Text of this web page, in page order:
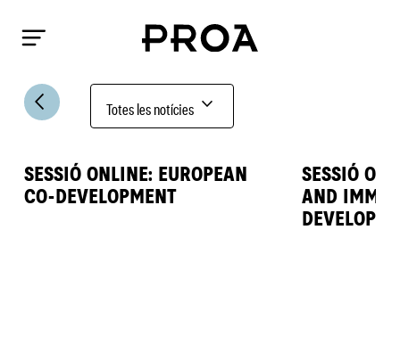
arrow_back_ios Totes les notícies expand_more
SESSIÓ ONLINE: EUROPEAN
CO-DEVELOPMENT
SESSIÓ
AND